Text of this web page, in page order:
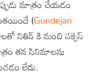
మాత్రం చేయడం
(Gundejari
నితిన్ కి మంచి సక్సెస్
తన సినిమాలను
లేదు.